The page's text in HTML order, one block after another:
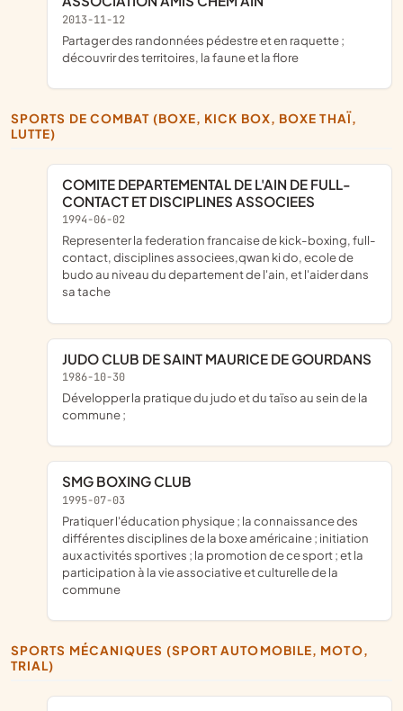
2013-11-12
partager des randonnées pédestre et en raquette ;
découvrir des territoires, la faune et la flore
SPORTS DE COMBAT (BOXE, KICK BOX, BOXE THAÏ,
LUTTE)
COMITE DEPARTEMENTAL DE L'AIN DE FULL-
CONTACT ET DISCIPLINES ASSOCIEES
1994-06-02
representer la federation francaise de kick-boxing, full-
contact, disciplines associees,qwan ki do, ecole de
budo au niveau du departement de l'ain, et l'aider dans
sa tache
JUDO CLUB DE SAINT MAURICE DE GOURDANS
1986-10-30
développer la pratique du judo et du taïso au sein de la
commune ;
SMG BOXING CLUB
1995-07-03
pratiquer l'éducation physique ; la connaissance des
différentes disciplines de la boxe américaine ; initiation
aux activités sportives ; la promotion de ce sport ; et la
participation à la vie associative et culturelle de la
commune
SPORTS MÉCANIQUES (SPORT AUTOMOBILE, MOTO,
TRIAL)